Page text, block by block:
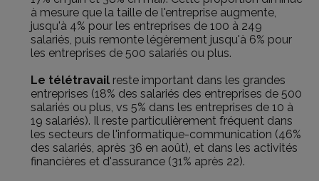
à mesure que la taille de l'entreprise augmente,
jusqu'à 4% pour les entreprises de 100 à 249
salariés, puis remonte légèrement jusqu'à 6% pour
les entreprises de 500 salariés ou plus.
Le télétravail reste important dans les grandes
entreprises (18% des salariés des entreprises de 500
salariés ou plus, vs 5% dans les entreprises de 10 à
19 salariés). Il reste particulièrement fréquent dans
les secteurs de l'informatique-communication (46%
des salariés, après 36 en août), et dans les activités
financières et d'assurance (31% après 22).